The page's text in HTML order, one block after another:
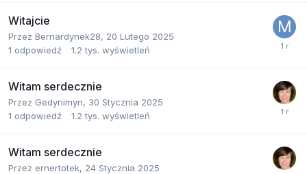
Witajcie
Przez Bernardynek28, 20 Lutego 2025
1 odpowiedź 1.2 tys. wyświetleń
Witam serdecznie
Przez Gedynimyn, 30 Stycznia 2025
1 odpowiedź 1.2 tys. wyświetleń
Witam serdecznie
Przez ernertotek, 24 Stycznia 2025